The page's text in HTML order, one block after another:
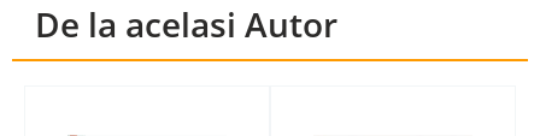
De la acelasi Autor